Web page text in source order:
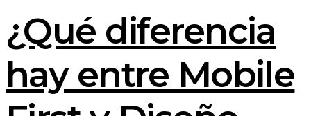
¿Qué diferencia
hay entre Mobile